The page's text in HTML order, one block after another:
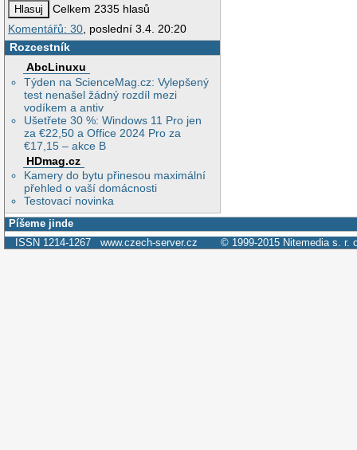
Celkem 2335 hlasů
Komentářů: 30, poslední 3.4. 20:20
Rozcestník
AbcLinuxu
Týden na ScienceMag.cz: Vylepšený
test nenašel žádný rozdíl mezi
vodíkem a antiv
Ušetřete 30 %: Windows 11 Pro jen
za €22,50 a Office 2024 Pro za
€17,15 – akce B
HDmag.cz
Kamery do bytu přinesou maximální
přehled o vaší domácnosti
Testovací novinka
Píšeme jinde
ISSN 1214-1267 www.czech-server.cz © 1999-2015 Nitemedia s. r.